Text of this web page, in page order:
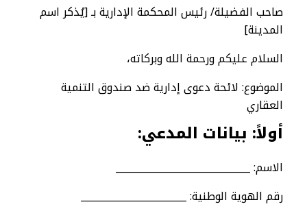
صاحب الفضيلة/ رئيس المحكمة الإدارية بـ [يُذكر اسم
المدينة]
السلام عليكم ورحمة الله وبركاته،
الموضوع: لائحة دعوى إدارية ضد صندوق التنمية
العقاري
أولاً: بيانات المدعي:
الاسم: ____________________________
رقم الهوية الوطنية: ______________________